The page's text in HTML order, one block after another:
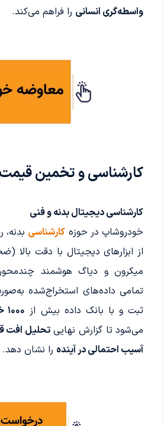
واسطه‌گری انسانی را فراهم می‌کند.
کارشناسی و تخمین
کارشناسی دیجیتال بدنه و فنی
خودروشاپ در حوزه کارشناسی
میکرون و دیاگ هوشمند
تمامی داده‌های استخراج‌شده
ثبت و با بانک داده بیش از ۱۰۰۰ خودرو مشابه
می‌شود تا گزارش نهاییتحلیل افت
آسیب احتمالی در آینده را نشان دهد.